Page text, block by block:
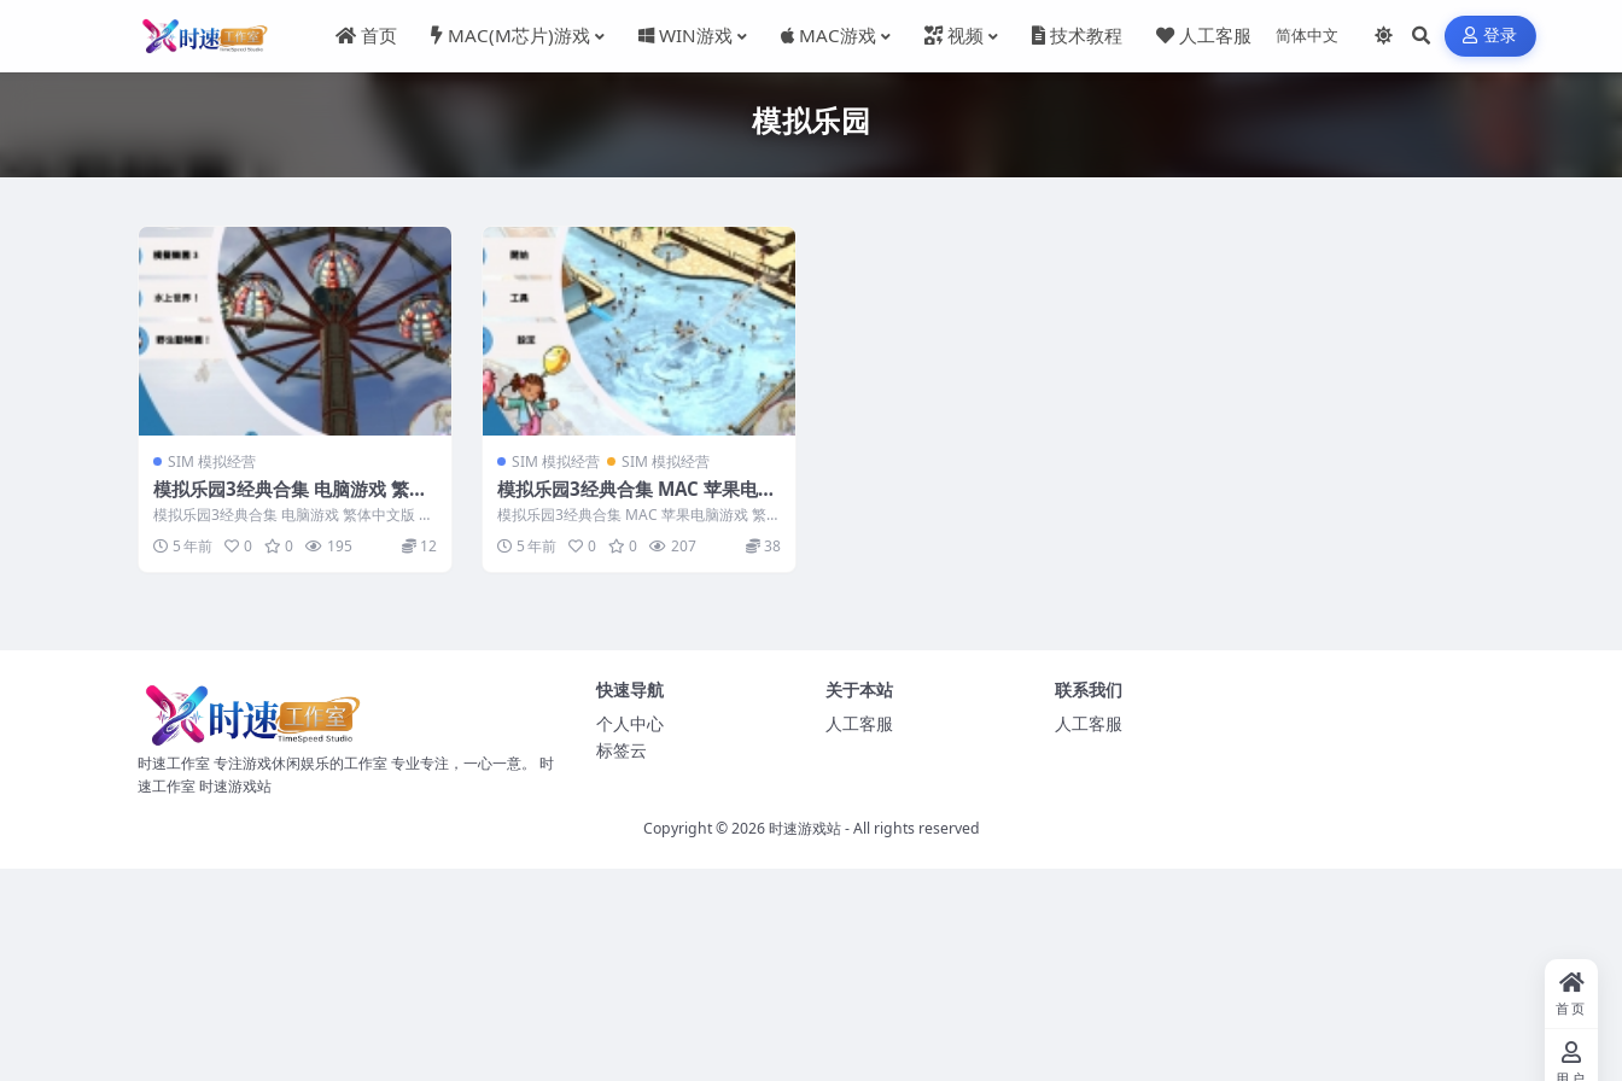
首页 MAC(M芯片)游戏 WIN游戏 MAC游戏 视频 技术教程 人工客服 登录
模拟乐园
SIM 模拟经营
模拟乐园3经典合集 电脑游戏 繁体
中文版 支援 win11 win10 win7
模拟乐园3经典合集 电脑游戏 繁体中文版 支
援 win11 win10 win7...
5 年前 0 0 195 12
SIM 模拟经营 SIM 模拟经营
模拟乐园3经典合集 MAC 苹果电脑
游戏 繁体中文版 支援10.13 10.14
10.15 11 12 适用于APPLE CPU
模拟乐园3经典合集 MAC 苹果电脑游戏 繁体
中文版 支援10.13 10.14...
5 年前 0 0 207 38
时速工作室 专注游戏休闲娱乐的工作室 专业专注，一心一意。 时
速工作室 时速游戏站
快速导航
个人中心
标签云
关于本站
人工客服
联系我们
人工客服
Copyright © 2026时速游戏站- All rights reserved
首页